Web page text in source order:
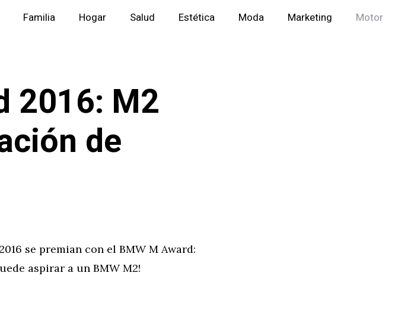
Familia Hogar Salud Estética Moda Marketing Motor
2016: M2
de
se premian con el BMW M Award:
aspirar a un BMW M2!